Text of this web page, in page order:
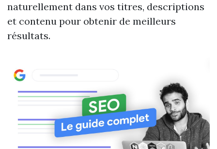
naturellement dans vos titres, descriptions
et contenu pour obtenir de meilleurs
résultats.